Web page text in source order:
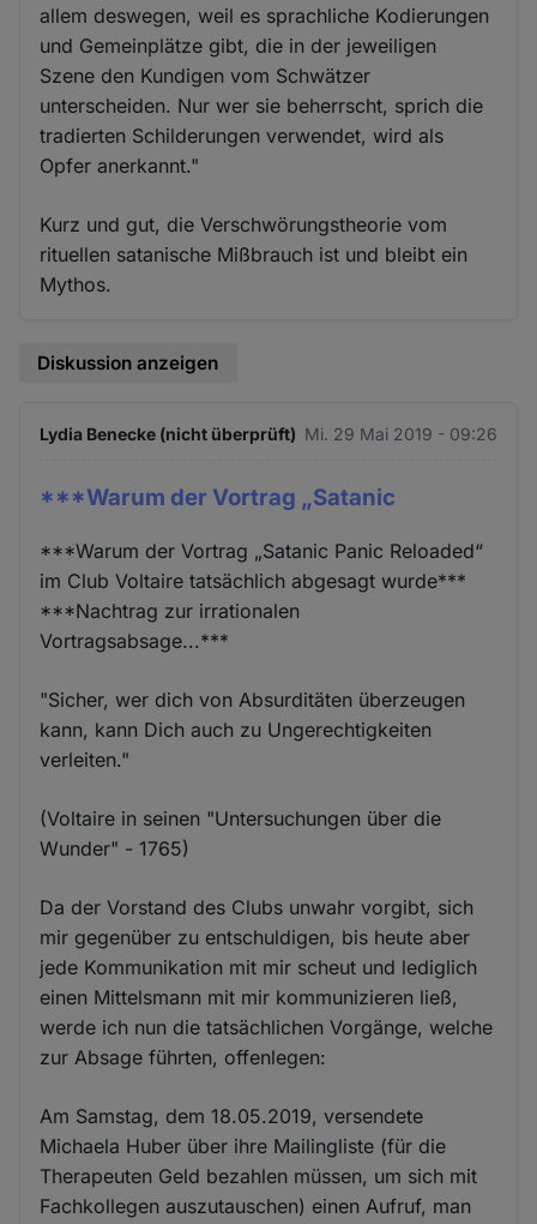
allem deswegen, weil es sprachliche Kodierungen
und Gemeinplätze gibt, die in der jeweiligen
Szene den Kundigen vom Schwätzer
unterscheiden. Nur wer sie beherrscht, sprich die
tradierten Schilderungen verwendet, wird als
Opfer anerkannt."
Kurz und gut, die Verschwörungstheorie vom
rituellen satanische Mißbrauch ist und bleibt ein
Mythos.
Diskussion anzeigen
Lydia Benecke (nicht überprüft) Mi. 29 Mai 2019 - 09:26
***Warum der Vortrag „Satanic
***Warum der Vortrag „Satanic Panic Reloaded“
im Club Voltaire​ tatsächlich abgesagt wurde***
***Nachtrag zur irrationalen
Vortragsabsage...***
"Sicher, wer dich von Absurditäten überzeugen
kann, kann Dich auch zu Ungerechtigkeiten
verleiten."
(Voltaire in seinen "Untersuchungen über die
Wunder" - 1765)
Da der Vorstand des Clubs unwahr vorgibt, sich
mir gegenüber zu entschuldigen, bis heute aber
jede Kommunikation mit mir scheut und lediglich
einen Mittelsmann mit mir kommunizieren ließ,
werde ich nun die tatsächlichen Vorgänge, welche
zur Absage führten, offenlegen:
Am Samstag, dem 18.05.2019, versendete
Michaela Huber über ihre Mailingliste (für die
Therapeuten Geld bezahlen müssen, um sich mit
Fachkollegen auszutauschen) einen Aufruf, man